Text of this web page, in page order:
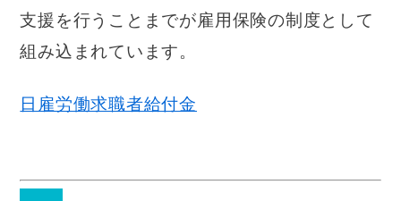
支援を行うことまでが雇用保険の制度として
組み込まれています。
日雇労働求職者給付金